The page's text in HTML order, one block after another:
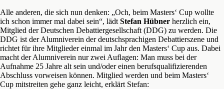
Alle anderen, die sich nun denken: „Och, beim Masters‘ Cup wollte
ich schon immer mal dabei sein“, lädt Stefan Hübner herzlich ein,
Mitglied der Deutschen Debattiergesellschaft (DDG) zu werden. Die
DDG ist der Alumniverein der deutschsprachigen Debattierszene und
richtet für ihre Mitglieder einmal im Jahr den Masters‘ Cup aus. Dabei
macht der Alumniverein nur zwei Auflagen: Man muss bei der
Aufnahme 25 Jahre alt sein und/oder einen berufsqualifizierenden
Abschluss vorweisen können. Mitglied werden und beim Masters‘
Cup mitstreiten gehe ganz leicht, erklärt Stefan: